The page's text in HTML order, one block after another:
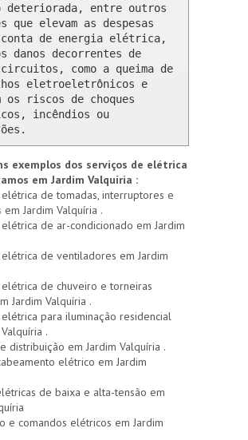
deteriorada, entre outros
que elevam as despesas
conta de energia elétrica,
danos decorrentes de
como a queima de
eletroeletrônicos e
os riscos de choques
incêndios ou
exemplos dos serviços de elétrica
em Jardim Valquíria :
de tomadas, interruptores e
em Jardim Valquíria .
de ar-condicionado em Jardim
de ventiladores em Jardim
de chuveiro e torneiras
Jardim Valquíria .
para iluminação residencial
.
distribuição em Jardim Valquíria .
elétrico em Jardim
de baixa e alta-tensão em
e comandos elétricos em Jardim